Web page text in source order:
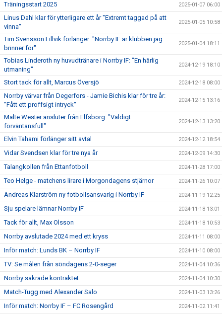
Träningsstart 2025 2025-01-07 06:00
Linus Dahl klar för ytterligare ett år "Extremt taggad på att
vinna"
2025-01-05 10:58
Tim Svensson Lillvik förlänger: "Norrby IF är klubben jag
brinner för"
2025-01-04 18:11
Tobias Linderoth ny huvudtränare i Norrby IF: "En härlig
utmaning"
2024-12-19 18:10
Stort tack för allt, Marcus Översjö 2024-12-18 08:00
Norrby värvar från Degerfors - Jamie Bichis klar för tre år:
"Fått ett proffsigt intryck"
2024-12-15 13:16
Malte Wester ansluter från Elfsborg: "Väldigt
förväntansfull"
2024-12-13 13:20
Elvin Tahami förlänger sitt avtal 2024-12-12 18:54
Vidar Svendsen klar för tre nya år 2024-12-09 14:30
Talangkollen från Ettanfotboll 2024-11-28 17:00
Teo Helge - matchens lirare i Morgondagens stjärnor 2024-11-26 10:07
Andreas Klarström ny fotbollsansvarig i Norrby IF 2024-11-19 12:25
Sju spelare lämnar Norrby IF 2024-11-18 13:01
Tack för allt, Max Olsson 2024-11-18 10:53
Norrby avslutade 2024 med ett kryss 2024-11-11 08:00
Inför match: Lunds BK – Norrby IF 2024-11-10 08:00
TV: Se målen från söndagens 2-0-seger 2024-11-04 10:36
Norrby säkrade kontraktet 2024-11-04 10:30
Match-Tugg med Alexander Salo 2024-11-03 13:26
Inför match: Norrby IF – FC Rosengård 2024-11-02 11:41